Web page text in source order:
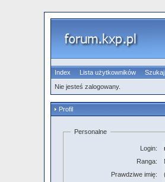
Index Lista użytkowników Szukaj
Nie jesteś zalogowany.
Profil
Personalne
Login:
Ranga:
Prawdziwe imię: